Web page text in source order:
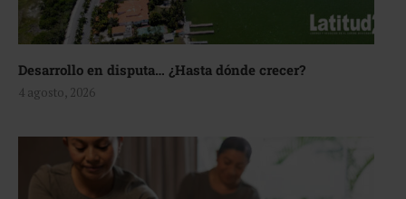
Desarrollo en disputa… ¿Hasta dónde crecer?
4 agosto, 2026